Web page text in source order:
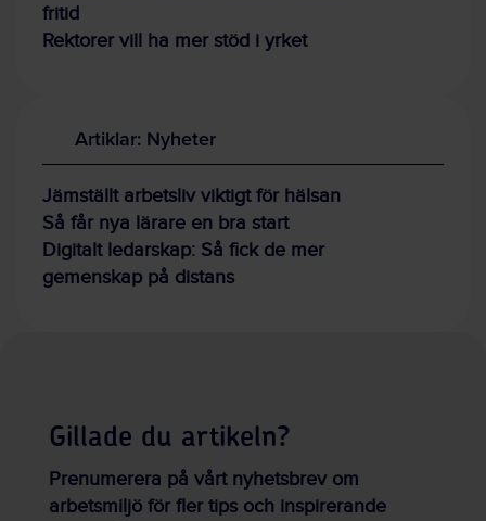
fritid
Rektorer vill ha mer stöd i yrket
Artiklar: Nyheter
Jämställt arbetsliv viktigt för hälsan
Så får nya lärare en bra start
Digitalt ledarskap: Så fick de mer
gemenskap på distans
Gillade du artikeln?
Prenumerera på vårt nyhetsbrev om
arbetsmiljö för fler tips och inspirerande